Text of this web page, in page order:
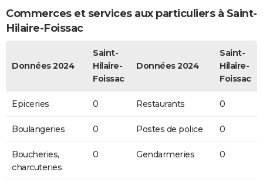
Commerces et services aux particuliers à Saint-
Hilaire-Foissac
Données 2024
Saint-
Hilaire-
Foissac
Données 2024
Saint-
Hilaire-
Foissac
Epiceries 0 Restaurants 0
Boulangeries 0 Postes de police 0
Boucheries,
charcuteries
0 Gendarmeries 0